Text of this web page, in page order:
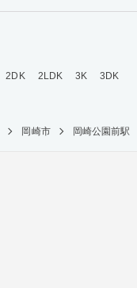
2DK 2LDK 3K
3DK
岡崎市 岡崎公園前駅